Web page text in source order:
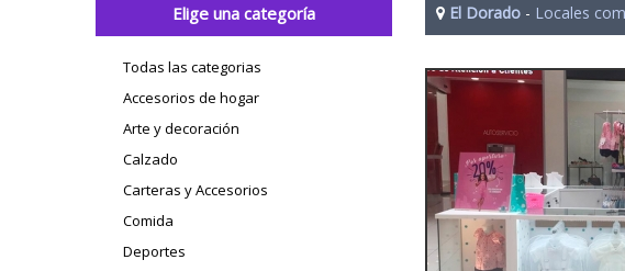
Elige una categoría
Todas las categorias
Accesorios de hogar
Arte y decoración
Calzado
Carteras y Accesorios
Comida
Deportes
El Dorado - Locales